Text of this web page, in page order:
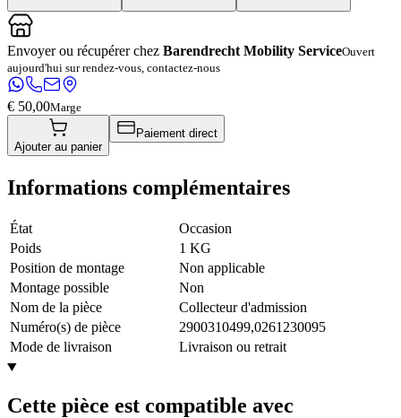
Envoyer ou récupérer chez Barendrecht Mobility ServiceOuvert
aujourd'hui sur rendez-vous, contactez-nous
€ 50,00Marge
Ajouter au panier
Paiement direct
Informations complémentaires
État
Occasion
Poids
1 KG
Position de montage
Non applicable
Montage possible
Non
Nom de la pièce
Collecteur d'admission
Numéro(s) de pièce
2900310499,0261230095
Mode de livraison
Livraison ou retrait
Cette pièce est compatible avec